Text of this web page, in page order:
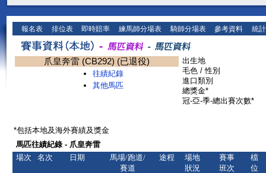
報名表 排位表 即時賠率 練馬師分場表 騎師分場表 參考資料 統
爪皇奔雷 (CB292) (已退役)
往績紀錄
其他馬匹
出生地
毛色 / 性別
進口類別
總獎金*
冠-亞-季-總出賽次數*
*包括本地及海外賽績及獎金
馬匹往績紀錄 - 爪皇奔雷
場次
名次 日期
馬場/跑道/
賽道
途程
場地
狀況
賽事
班次
檔
位